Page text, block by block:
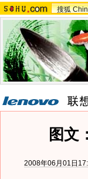
搜狐
图文
2008年06月01日